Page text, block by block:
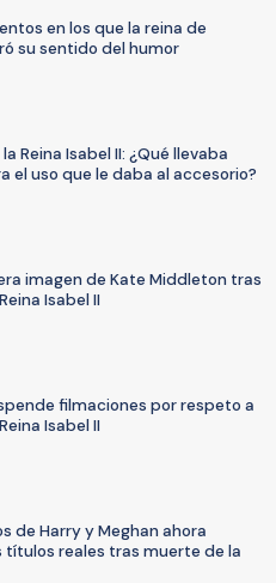
en los que la reina de
su sentido del humor
Reina Isabel II: ¿Qué llevaba
el uso que le daba al accesorio?
imagen de Kate Middleton tras
Isabel II
filmaciones por respeto a
Isabel II
de Harry y Meghan ahora
títulos reales tras muerte de la